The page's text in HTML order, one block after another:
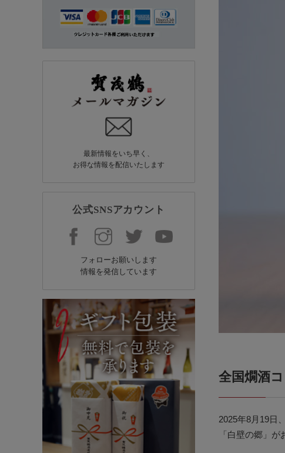
全国燗酒
2025年8月19日
「白壁の郷」
最新情報をいち早く、
お得な情報を配信いたします
公式SNSアカウント
フォローお願いします
情報を発信しています